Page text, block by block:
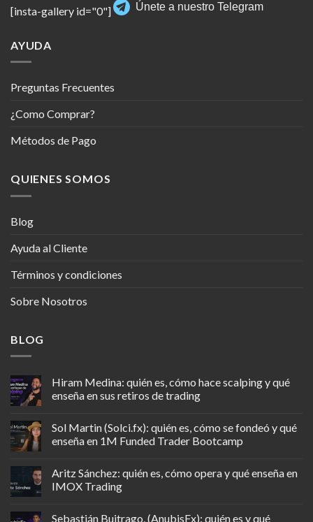
[insta-gallery id="0"] Únete a nuestro Telegram
AYUDA
Preguntas Frecuentes
¿Como Comprar?
Métodos de Pago
QUIENES SOMOS
Blog
Ayuda al Cliente
Términos y condiciones
Sobre Nosotros
BLOG
Hiram Medina: quién es, cómo hace scalping y qué
enseña en sus retiros de trading
Sol Martin (Solci.fx): quién es, cómo se fondeó y qué
enseña en 1M Funded Trader Bootcamp
Aritz Sánchez: quién es, cómo opera y qué enseña en
IMOX Trading
Sebastián Buitrago, (AnubisFx): quién es y qué